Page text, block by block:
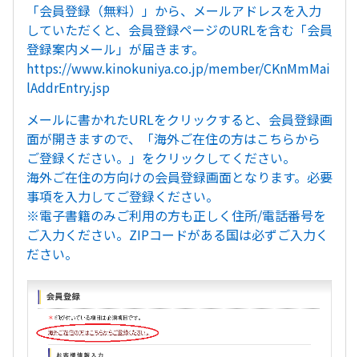
「会員登録（無料）」から、メールアドレスを入力
していただくと、会員登録ページのURLを含む「会員
登録案内メール」が届きます。
https://www.kinokuniya.co.jp/member/CKnMmMai
lAddrEntry.jsp
メールに書かれたURLをクリックすると、会員登録画
面が開きますので、「海外ご在住の方はこちらから
ご登録ください。」をクリックしてください。
海外ご在住の方向けの会員登録画面となります。必要
事項を入力してご登録ください。
※電子書籍のみご利用の方も正しく住所/電話番号を
ご入力ください。ZIPコードがある国は必ずご入力く
ださい。